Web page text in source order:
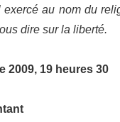
exercé au nom du
dire sur la liberté.
2009, 19 heures 30